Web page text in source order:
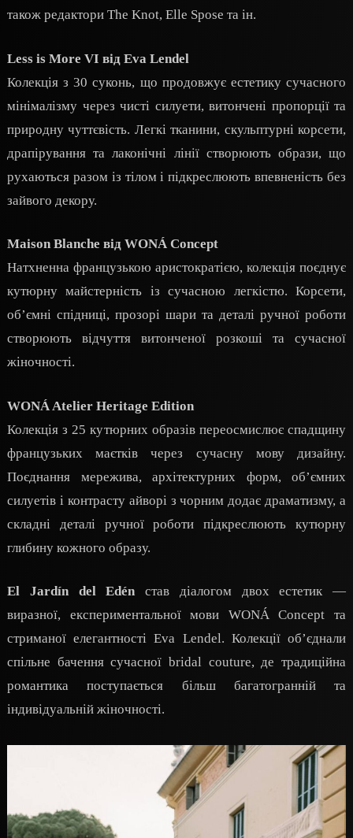
також редактори The Knot, Elle Spose та ін.
Less is More VI від Eva Lendel
Колекція з 30 суконь, що продовжує естетику сучасного
мінімалізму через чисті силуети, витончені пропорції та
природну чуттєвість. Легкі тканини, скульптурні корсети,
драпірування та лаконічні лінії створюють образи, що
рухаються разом із тілом і підкреслюють впевненість без
зайвого декору.
Maison Blanche від WONÁ Concept
Натхненна французькою аристократією, колекція поєднує
кутюрну майстерність із сучасною легкістю. Корсети,
об’ємні спідниці, прозорі шари та деталі ручної роботи
створюють відчуття витонченої розкоші та сучасної
жіночності.
WONÁ Atelier Heritage Edition
Колекція з 25 кутюрних образів переосмислює спадщину
французьких маєтків через сучасну мову дизайну.
Поєднання мережива, архітектурних форм, об’ємних
силуетів і контрасту айворі з чорним додає драматизму, а
складні деталі ручної роботи підкреслюють кутюрну
глибину кожного образу.
El Jardín del Edén став діалогом двох естетик —
виразної, експериментальної мови WONÁ Concept та
стриманої елегантності Eva Lendel. Колекції об’єднали
спільне бачення сучасної bridal couture, де традиційна
романтика поступається більш багатогранній та
індивідуальній жіночності.